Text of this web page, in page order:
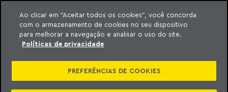
o conteúdo
Meyer
PARTICIPA DO SEMINÁRIO
SOCIOAMBIENTAL EÓLICO
Ao clicar em “Aceitar todos os cookies”, você concorda
com o armazenamento de cookies no seu dispositivo
para melhorar a navegação e analisar o uso do site.
Políticas de privacidade
PREFERÊNCIAS DE COOKIES